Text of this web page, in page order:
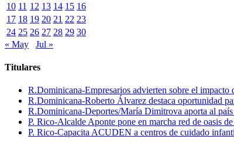
10 11 12 13 14 15 16
17 18 19 20 21 22 23
24 25 26 27 28 29 30
« May
Jul »
Titulares
R.Dominicana-Empresarios advierten sobre el impacto
R.Dominicana-Roberto Álvarez destaca oportunidad
R.Dominicana-Deportes/María Dimitrova aporta al
P. Rico-Alcalde Aponte pone en marcha red de oasis
P. Rico-Capacita ACUDEN a centros de cuidado